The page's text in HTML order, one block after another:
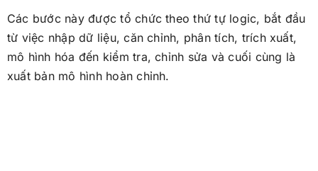
Các bước này được tổ chức theo thứ tự logic, bắt đầu
từ việc nhập dữ liệu, căn chỉnh, phân tích, trích xuất,
mô hình hóa đến kiểm tra, chỉnh sửa và cuối cùng là
xuất bản mô hình hoàn chỉnh.